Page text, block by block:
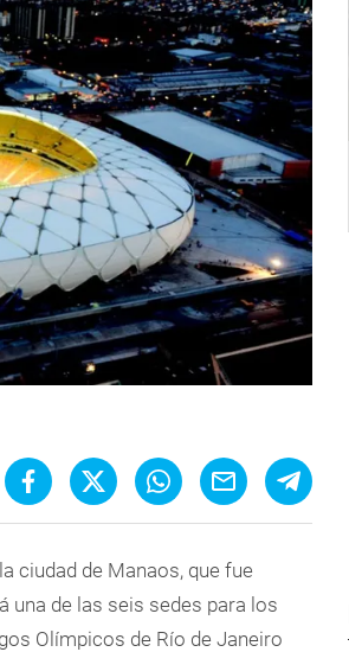
ciudad de Manaos, que fue
una de las seis sedes para los
Olímpicos de Río de Janeiro